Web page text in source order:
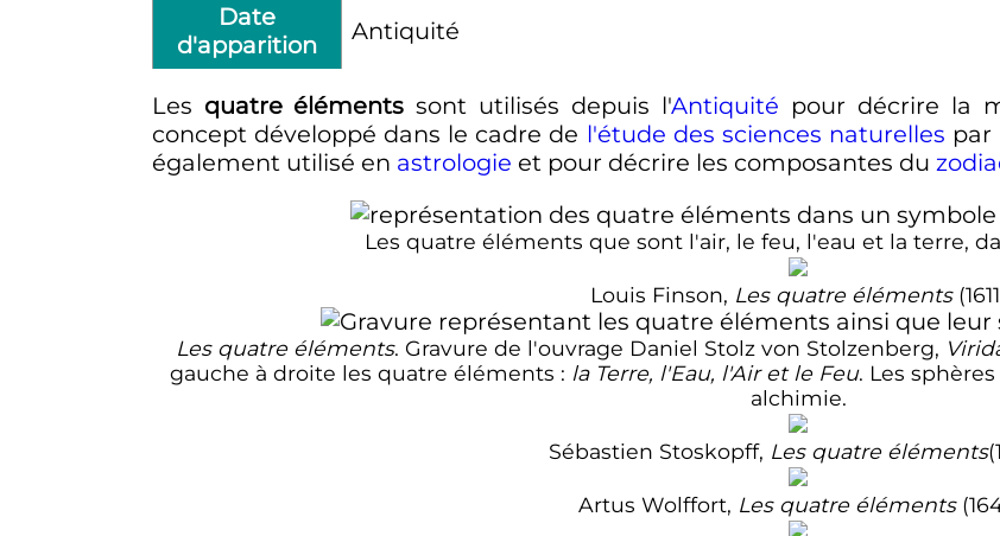
Date
d'apparition
Antiquité
Les quatre éléments sont utilisés depuis l'Antiquité pour décrire la
concept développé dans le cadre de l'étude des sciences naturelles par
également utilisé en astrologie et pour décrire les composantes du
Les quatre éléments que sont l'air, le feu, l'eau et la terre,
Louis Finson, Les quatre éléments
Les quatre éléments. Gravure de l'ouvrage Daniel Stolz von Stolzenberg,
gauche à droite les quatre éléments : la Terre, l'Eau, l'Air et le Feu. Les
alchimie.
Sébastien Stoskopff, Les quatre éléments
Artus Wolffort, Les quatre éléments